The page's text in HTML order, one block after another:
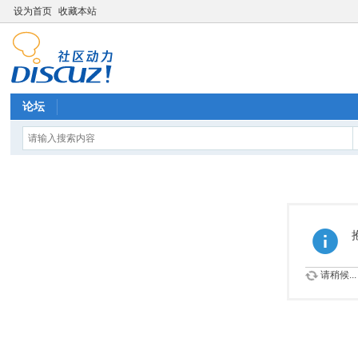
设为首页 收藏本站
论坛
请稍候...